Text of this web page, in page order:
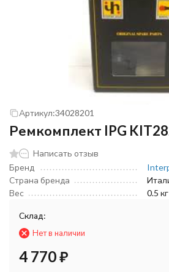
Артикул:34028201
Ремкомплект IPG
Написать отзыв
Бренд
Страна бренда
Вес
0.5 кг
Склад:
Нет в наличии
4 770₽